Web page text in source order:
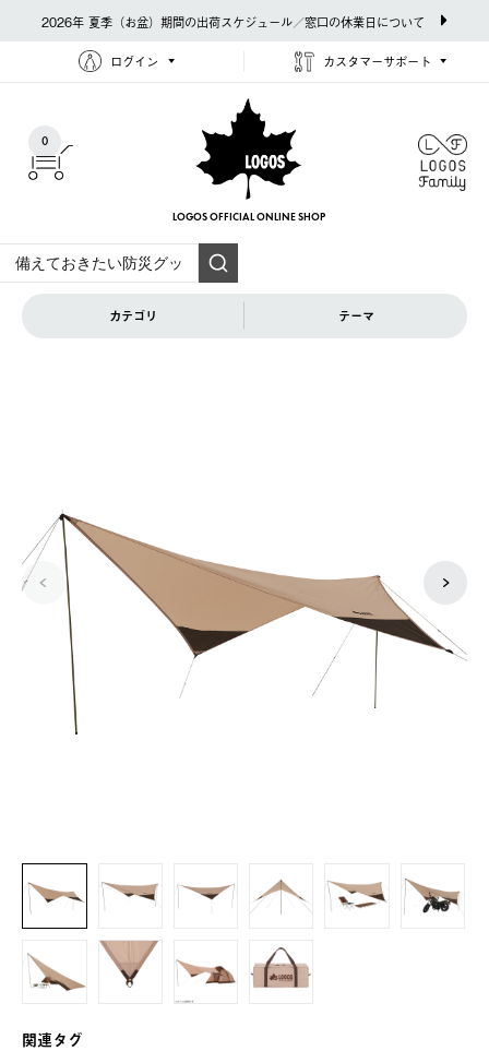
2026年 夏季（お盆）期間の出荷スケジュール／窓口の休業日について
ログイン カスタマーサポート
0
LOGOS OFFICIAL ONLINE SHOP
カテゴリ テーマ
関連タグ